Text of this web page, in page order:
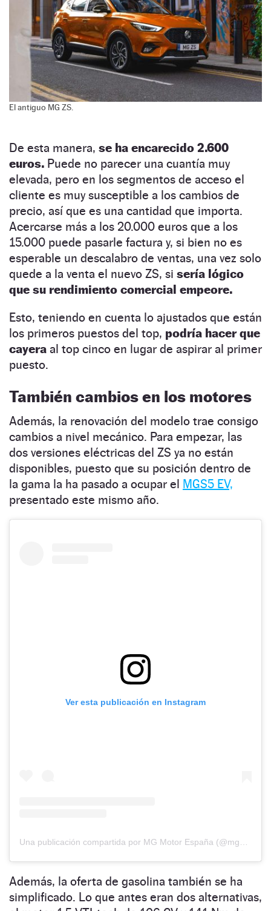
El antiguo MG ZS.
De esta manera, se ha encarecido 2.600
euros. Puede no parecer una cuantía muy
elevada, pero en los segmentos de acceso el
cliente es muy susceptible a los cambios de
precio, así que es una cantidad que importa.
Acercarse más a los 20.000 euros que a los
15.000 puede pasarle factura y, si bien no es
esperable un descalabro de ventas, una vez solo
quede a la venta el nuevo ZS, si sería lógico
que su rendimiento comercial empeore.
Esto, teniendo en cuenta lo ajustados que están
los primeros puestos del top, podría hacer que
cayera al top cinco en lugar de aspirar al primer
puesto.
También cambios en los motores
Además, la renovación del modelo trae consigo
cambios a nivel mecánico. Para empezar, las
dos versiones eléctricas del ZS ya no están
disponibles, puesto que su posición dentro de
la gama la ha pasado a ocupar el MGS5 EV,
presentado este mismo año.
Ver esta publicación en Instagram
Además, la oferta de gasolina también se ha
simplificado. Lo que antes eran dos alternativas,